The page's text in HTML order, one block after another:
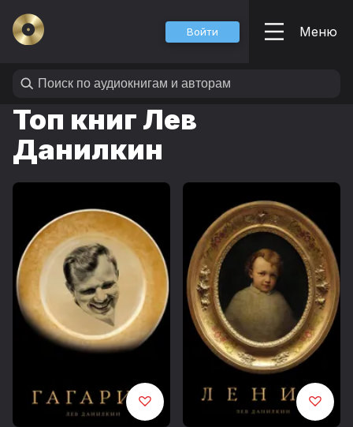
Войти Меню
Топ книг Лев
Данилкин